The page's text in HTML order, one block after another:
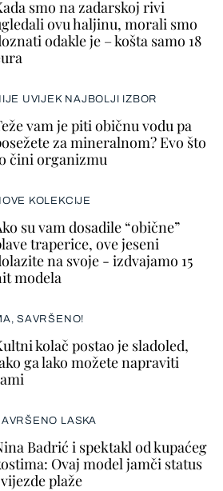
smo na zadarskoj rivi
ovu haljinu, morali smo
odakle je – košta samo 18
UVIJEK NAJBOLJI IZBOR
vam je piti običnu vodu pa
za mineralnom? Evo što
čini organizmu
KOLEKCIJE
su vam dosadile “obične”
traperice, ove jeseni
na svoje - izdvajamo 15
modela
SAVRŠENO!
kolač postao je sladoled,
ga lako možete napraviti
LASKA
Badrić i spektakl od kupaćeg
Ovaj model jamči status
plaže